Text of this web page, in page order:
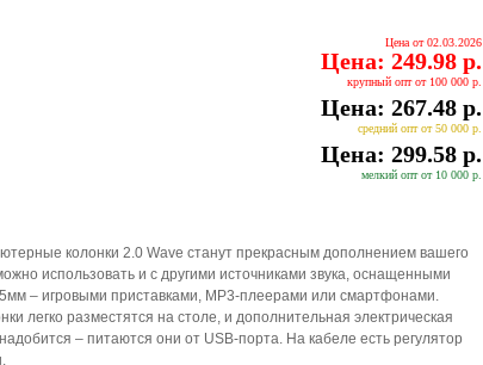
Цена от 02.03.2026
Цена: 249.98 р.
крупный опт от 100 000 р.
Цена: 267.48 р.
средний опт от 50 000 р.
Цена: 299.58 р.
мелкий опт от 10 000 р.
колонки 2.0 Wave станут прекрасным дополнением вашего
использовать и с другими источниками звука, оснащенными
– игровыми приставками, МР3-плеерами или смартфонами.
легко разместятся на столе, и дополнительная электрическая
– питаются они от USB-порта. На кабеле есть регулятор